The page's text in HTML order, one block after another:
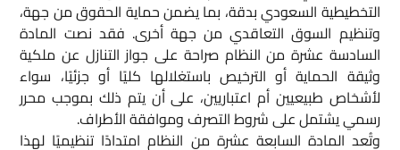
التخطيطية السعودي بدقة، بما يضمن حماية الحقوق من جهة،
وتنظيم السوق التعاقدي من جهة أخرى. فقد نصت المادة
السادسة عشرة من النظام صراحة على جواز التنازل عن ملكية
وثيقة الحماية أو الترخيص باستغلالها كليًا أو جزئيًا، سواء
لأشخاص طبيعيين أم اعتباريين، على أن يتم ذلك بموجب محرر
رسمي يشتمل على شروط التصرف وموافقة الأطراف.
وتُعد المادة السابعة عشرة من النظام امتدادًا تنظيميًا لهذا